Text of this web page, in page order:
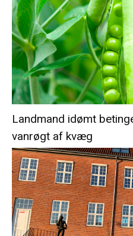
Landmand idømt
vanrøgt af kvæg